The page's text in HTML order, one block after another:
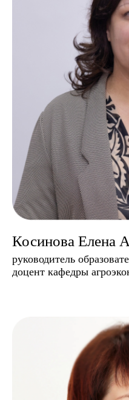
Косинова Елена
руководитель
доцент кафедры